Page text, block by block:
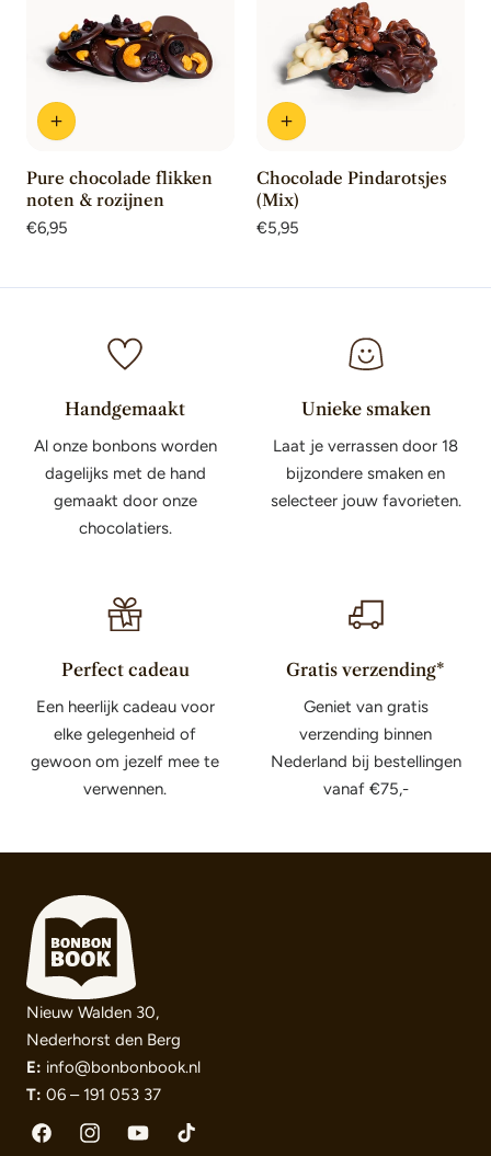
Pure chocolade flikken
noten & rozijnen
Normale
€6,95
Chocolade Pindarotsjes
(Mix)
Normale
€5,95
Handgemaakt
Al onze bonbons worden
dagelijks met de hand
gemaakt door onze
chocolatiers.
Unieke smaken
Laat je verrassen door 18
bijzondere smaken en
selecteer jouw favorieten.
Perfect cadeau
Een heerlijk cadeau voor
elke gelegenheid of
gewoon om jezelf mee te
verwennen.
Gratis verzending*
Geniet van gratis
verzending binnen
Nederland bij bestellingen
vanaf €75,-
Nieuw Walden 30,
Nederhorst den Berg
E: info@bonbonbook.nl
T: 06 – 191 053 37
FacebookInstagramYouTubeTikTok